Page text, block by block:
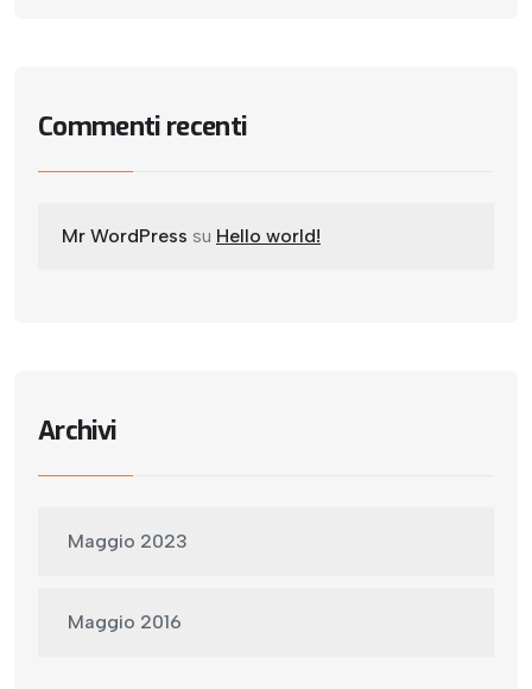
Commenti recenti
Mr WordPress su Hello world!
Archivi
Maggio 2023
Maggio 2016